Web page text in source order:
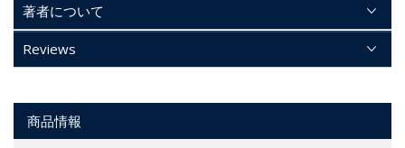
著者について
Reviews
商品情報